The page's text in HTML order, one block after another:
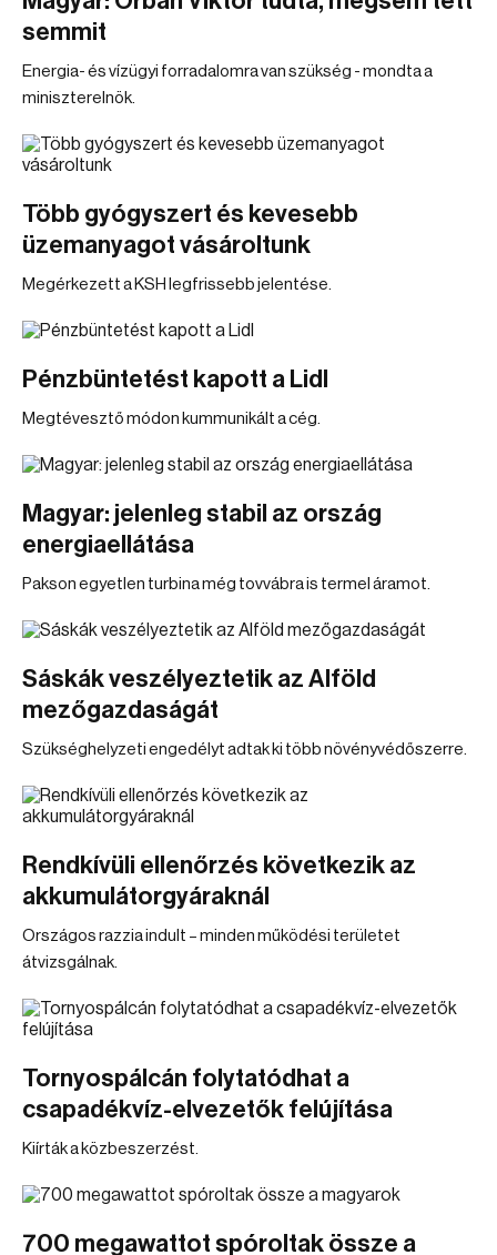
semmit
Energia- és vízügyi forradalomra van szükség - mondta a
miniszterelnök.
Több gyógyszert és kevesebb
üzemanyagot vásároltunk
Megérkezett a KSH legfrissebb jelentése.
Pénzbüntetést kapott a Lidl
Megtévesztő módon kummunikált a cég.
Magyar: jelenleg stabil az ország
energiaellátása
Pakson egyetlen turbina még tovvábra is termel áramot.
Sáskák veszélyeztetik az Alföld
mezőgazdaságát
Szükséghelyzeti engedélyt adtak ki több növényvédőszerre.
Rendkívüli ellenőrzés következik az
akkumulátorgyáraknál
Országos razzia indult – minden működési területet
átvizsgálnak.
Tornyospálcán folytatódhat a
csapadékvíz-elvezetők felújítása
Kiírták a közbeszerzést.
700 megawattot spóroltak össze a